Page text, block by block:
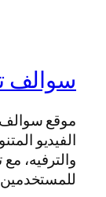
سوالف
موقع
الفيديو
والترفيه،